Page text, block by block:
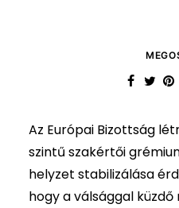
Az Európai Bizottság
szintű szakértői
helyzet stabilizálása
hogy a válsággal